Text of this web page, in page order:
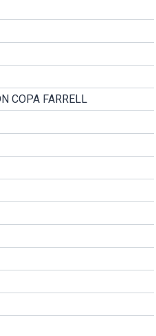
COPA FARRELL